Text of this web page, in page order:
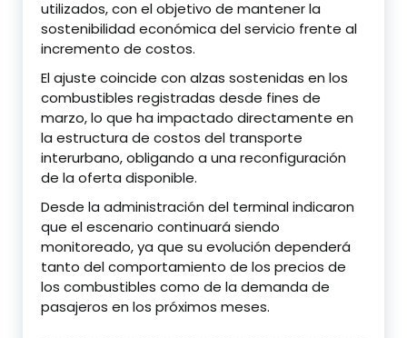
utilizados, con el objetivo de mantener la
sostenibilidad económica del servicio frente al
incremento de costos.
El ajuste coincide con alzas sostenidas en los
combustibles registradas desde fines de
marzo, lo que ha impactado directamente en
la estructura de costos del transporte
interurbano, obligando a una reconfiguración
de la oferta disponible.
Desde la administración del terminal indicaron
que el escenario continuará siendo
monitoreado, ya que su evolución dependerá
tanto del comportamiento de los precios de
los combustibles como de la demanda de
pasajeros en los próximos meses.